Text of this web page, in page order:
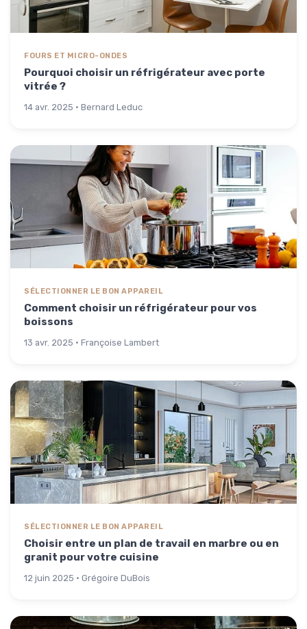
FOURS ET MICRO-ONDES
Pourquoi choisir un réfrigérateur avec porte
vitrée ?
14 avr. 2025 · Bernard Leduc
SÉLECTIONNER LE BON APPAREIL
Comment choisir un réfrigérateur pour vos
boissons
13 avr. 2025 · Françoise Lambert
SÉLECTIONNER LE BON APPAREIL
Choisir entre un plan de travail en marbre ou en
granit pour votre cuisine
12 juin 2025 · Grégoire DuBois